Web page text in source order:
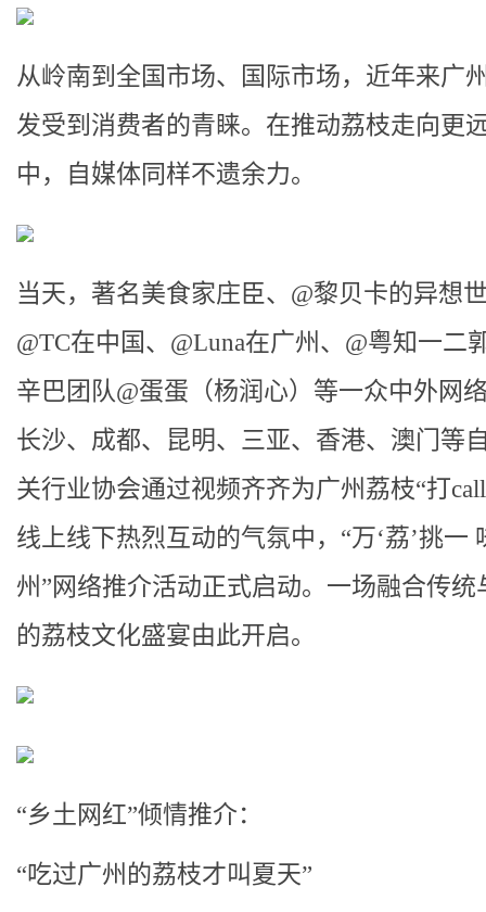
从岭南到全国市场、国际市场，近年来广
发受到消费者的青睐。在推动荔枝走向更
中，自媒体同样不遗余力。
当天，著名美食家庄臣、@黎贝卡的异想
@TC在中国、@Luna在广州、@粤知一二
辛巴团队@蛋蛋（杨润心）等一众中外网
长沙、成都、昆明、三亚、香港、澳门等
关行业协会通过视频齐齐为广州荔枝“打
线上线下热烈互动的气氛中，“万‘荔’挑一
州”网络推介活动正式启动。一场融合传统
的荔枝文化盛宴由此开启。
“乡土网红”倾情推介：
“吃过广州的荔枝才叫夏天”